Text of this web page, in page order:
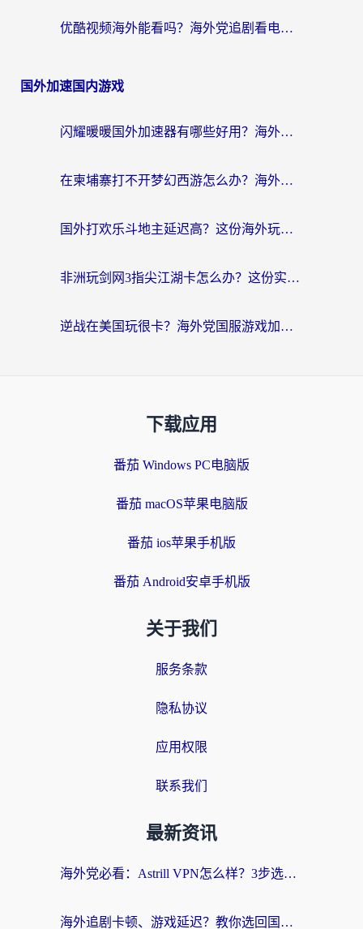
优酷视频海外能看吗？海外党追剧看电影的终极解决方案来了
国外加速国内游戏
闪耀暖暖国外加速器有哪些好用？海外党亲测的国服游戏加速终极指南
在柬埔寨打不开梦幻西游怎么办？海外玩家国服游戏加速终极指南
国外打欢乐斗地主延迟高？这份海外玩家国服游戏加速指南帮你解决卡顿烦恼
非洲玩剑网3指尖江湖卡怎么办？这份实测有效的国服游戏加速指南请收好
逆战在美国玩很卡？海外党国服游戏加速终极指南（附DNF宝可梦加速技巧）
下载应用
番茄 Windows PC电脑版
番茄 macOS苹果电脑版
番茄 ios苹果手机版
番茄 Android安卓手机版
关于我们
服务条款
隐私协议
应用权限
联系我们
最新资讯
海外党必看：Astrill VPN怎么样？3步选对回国加速器实现无缝刷剧玩游戏
海外追剧卡顿、游戏延迟？教你选回国加速器，附免费加速器试用一小时福利